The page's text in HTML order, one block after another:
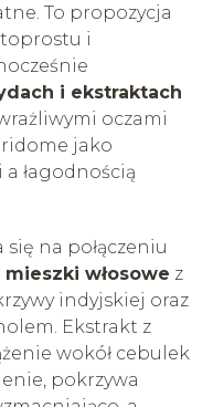
To propozycja
i
i ekstraktach
oczami
jako
łagodnością
na połączeniu
włosowe z
indyjskiej oraz
Ekstrakt z
wokół cebulek
pokrzywa